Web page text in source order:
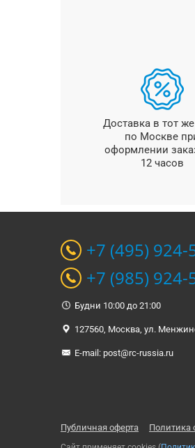
Доставка в тот
по Москве
оформлении
12 часов
+7 (495) 924-
+7 (985) 924-
Будни 10:00 до 21:00
127560, Москва, ул.
E-mail: post@rc-russia.ru
Публичная оферта Политика